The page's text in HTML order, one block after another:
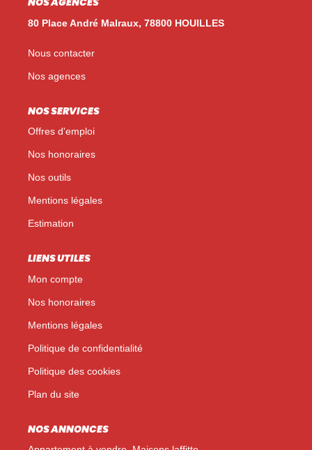
80 Place André Malraux, 78800 HOUILLES
Nous contacter
Nos agences
NOS SERVICES
Offres d'emploi
Nos honoraires
Nos outils
Mentions légales
Estimation
LIENS UTILES
Mon compte
Nos honoraires
Mentions légales
Politique de confidentialité
Politique des cookies
Plan du site
NOS ANNONCES